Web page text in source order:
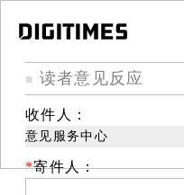
■ 读者意见反应
收件人：
意见服务中心
*寄件人：